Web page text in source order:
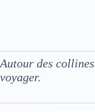
Autour des
voyager.